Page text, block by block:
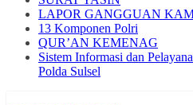
LAPOR GANGGUAN
13 Komponen Polri
QUR’AN KEMENAG
Sistem Informasi dan
Polda Sulsel